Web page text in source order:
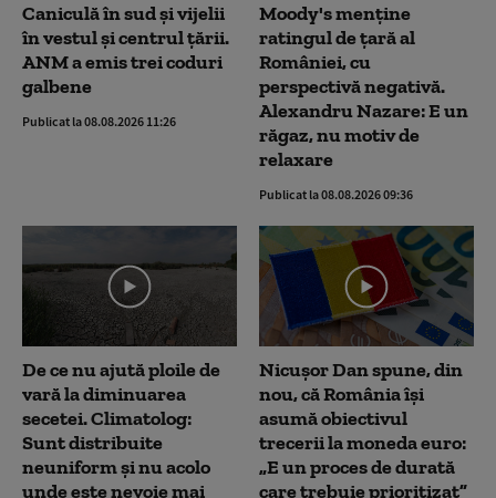
Caniculă în sud și vijelii
în vestul și centrul țării.
ANM a emis trei coduri
galbene
Publicat la 08.08.2026 11:26
Moody's menține
ratingul de țară al
României, cu
perspectivă negativă.
Alexandru Nazare: E un
răgaz, nu motiv de
relaxare
Publicat la 08.08.2026 09:36
De ce nu ajută ploile de
vară la diminuarea
secetei. Climatolog:
Sunt distribuite
neuniform și nu acolo
unde este nevoie mai
Nicușor Dan spune, din
nou, că România își
asumă obiectivul
trecerii la moneda euro:
„E un proces de durată
care trebuie prioritizat”